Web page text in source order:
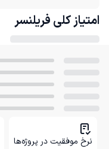
امتیاز کلی فریلنسر
نرخ موفقیت در پروژه‌ها